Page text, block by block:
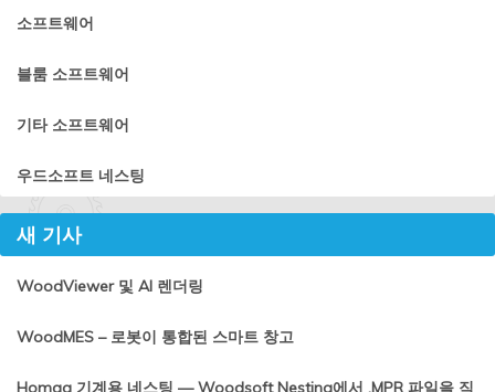
소프트웨어
블룸 소프트웨어
기타 소프트웨어
우드소프트 네스팅
새 기사
WoodViewer 및 AI 렌더링
WoodMES – 로봇이 통합된 스마트 창고
Homag 기계용 네스팅 — Woodsoft Nesting에서 .MPR 파일을 직